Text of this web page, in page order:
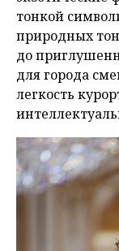
тонкой
природных
до
для города
легкость